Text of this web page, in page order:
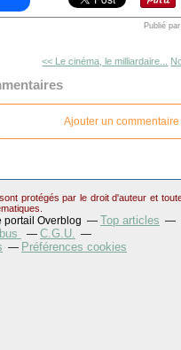
Publié
<< Le cinéma, le milliardaire...
Ajouter un commentaire
protégés par le droit d'auteur et
portail Overblog
Top articles
C.G.U.
Préférences cookies